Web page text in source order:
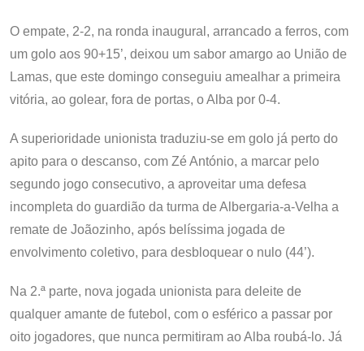
O empate, 2-2, na ronda inaugural, arrancado a ferros, com
um golo aos 90+15’, deixou um sabor amargo ao União de
Lamas, que este domingo conseguiu amealhar a primeira
vitória, ao golear, fora de portas, o Alba por 0-4.
A superioridade unionista traduziu-se em golo já perto do
apito para o descanso, com Zé António, a marcar pelo
segundo jogo consecutivo, a aproveitar uma defesa
incompleta do guardião da turma de Albergaria-a-Velha a
remate de Joãozinho, após belíssima jogada de
envolvimento coletivo, para desbloquear o nulo (44’).
Na 2.ª parte, nova jogada unionista para deleite de
qualquer amante de futebol, com o esférico a passar por
oito jogadores, que nunca permitiram ao Alba roubá-lo. Já